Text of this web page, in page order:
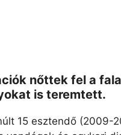
nőttek fel a
is teremtett.
15 esztendő (2009-